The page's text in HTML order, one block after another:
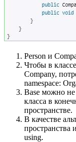
Person и
Чтобы в
Company,
namespace:
Base можно не
класса в
пространстве.
В качестве
пространства
using.